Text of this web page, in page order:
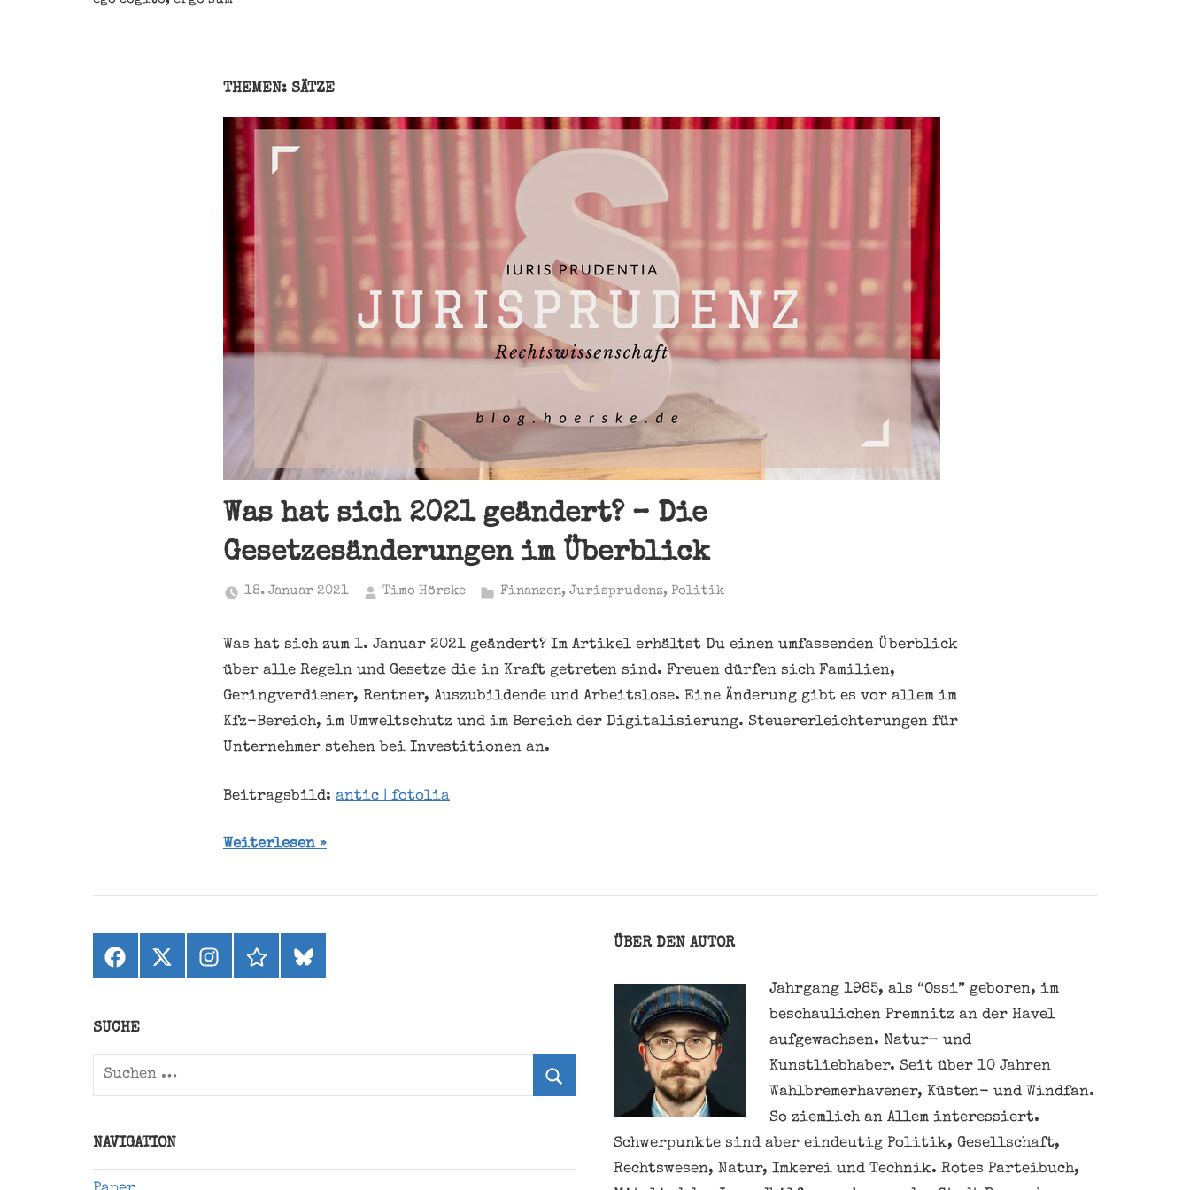
THEMEN: SÄTZE
Was hat sich 2021 geändert? – Die
Gesetzesänderungen im Überblick
18. Januar 2021 Timo Hörske Finanzen, Jurisprudenz, Politik
Was hat sich zum 1. Januar 2021 geändert? Im Artikel erhältst Du einen umfassenden Überblick
über alle Regeln und Gesetze die in Kraft getreten sind. Freuen dürfen sich Familien,
Geringverdiener, Rentner, Auszubildende und Arbeitslose. Eine Änderung gibt es vor allem im
Kfz-Bereich, im Umweltschutz und im Bereich der Digitalisierung. Steuererleichterungen für
Unternehmer stehen bei Investitionen an.
Beitragsbild: antic | fotolia
Weiterlesen
Facebook
X
(ehemals
Instagramthreadsbluesky
SUCHE
Suchen
NAVIGATION
ÜBER DEN AUTOR
Jahrgang 1985, als “Ossi” geboren, im
beschaulichen Premnitz an der Havel
aufgewachsen. Natur- und
Kunstliebhaber. Seit über 10 Jahren
Wahlbremerhavener, Küsten- und Windfan.
So ziemlich an Allem interessiert.
Schwerpunkte sind aber eindeutig Politik, Gesellschaft,
Rechtswesen, Natur, Imkerei und Technik. Rotes Parteibuch,